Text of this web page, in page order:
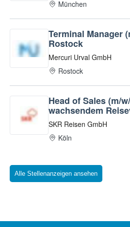
Alle Stellenanzeigen ansehen